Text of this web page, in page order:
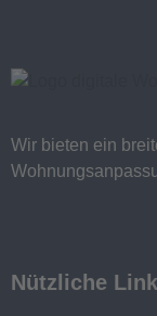
Wir bieten ein
Nützliche